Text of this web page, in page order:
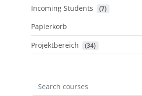
Incoming Students (7)
Papierkorb
Projektbereich
(34)
Search courses